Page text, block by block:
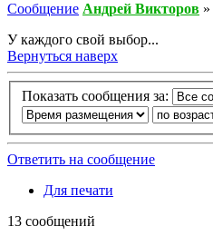
Сообщение Андрей Викторов »
У каждого свой выбор...
Вернуться наверх
Показать сообщения за:
Ответить на сообщение
Для печати
13 сообщений